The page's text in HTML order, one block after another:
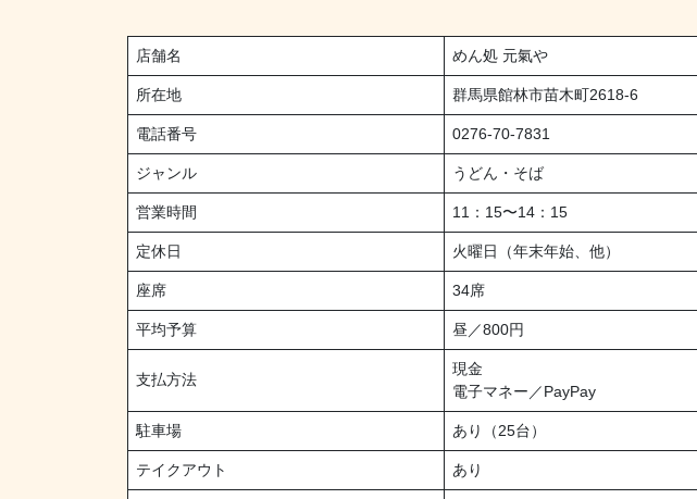
店舗名 めん処 元氣や
所在地 群馬県館林市苗木町2618-6
電話番号 0276-70-7831
ジャンル うどん・そば
営業時間 11：15〜14：15
定休日 火曜日（年末年始、他）
座席 34席
平均予算 昼／800円
支払方法
現金
電子マネー／PayPay
駐車場 あり（25台）
テイクアウト あり